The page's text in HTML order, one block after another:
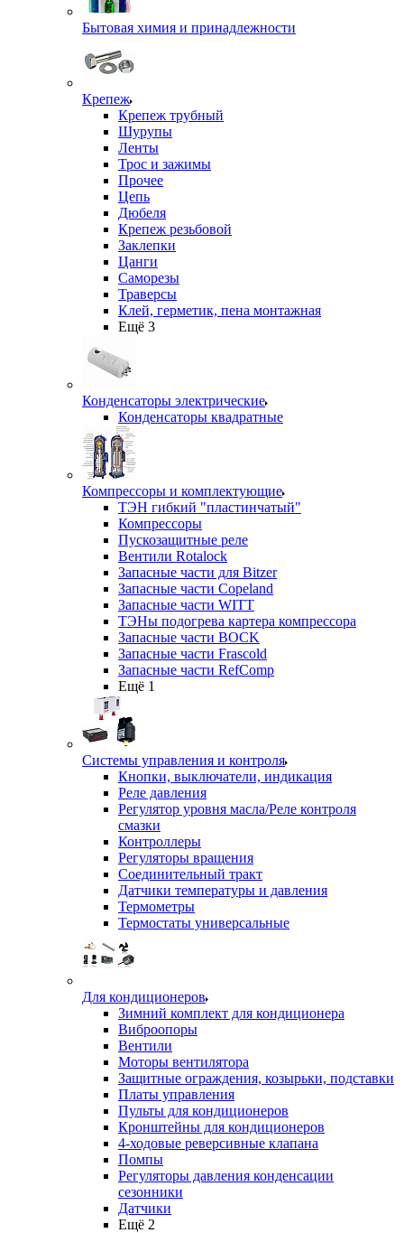
Бытовая химия и принадлежности
Крепеж
Крепеж трубный
Шурупы
Ленты
Трос и зажимы
Прочее
Цепь
Дюбеля
Крепеж резьбовой
Заклепки
Цанги
Саморезы
Траверсы
Клей, герметик, пена монтажная
Ещё 3
Конденсаторы электрические
Конденсаторы квадратные
Компрессоры и комплектующие
ТЭН гибкий "пластинчатый"
Компрессоры
Пускозащитные реле
Вентили Rotalock
Запасные части для Bitzer
Запасные части Copeland
Запасные части WITT
ТЭНы подогрева картера компрессора
Запасные части BOCK
Запасные части Frascold
Запасные части RefComp
Ещё 1
Системы управления и контроля
Кнопки, выключатели, индикация
Реле давления
Регулятор уровня масла/Реле контроля
смазки
Контроллеры
Регуляторы вращения
Соединительный тракт
Датчики температуры и давления
Термометры
Термостаты универсальные
Для кондиционеров
Зимний комплект для кондиционера
Виброопоры
Вентили
Моторы вентилятора
Защитные ограждения, козырьки, подставки
Платы управления
Пульты для кондиционеров
Кронштейны для кондиционеров
4-ходовые реверсивные клапана
Помпы
Регуляторы давления конденсации
сезонники
Датчики
Ещё 2